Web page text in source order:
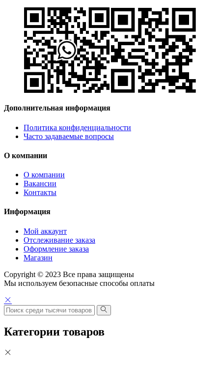
Дополнительная информация
Политика конфиденциальности
Часто задаваемые вопросы
О компании
О компании
Вакансии
Контакты
Информация
Мой аккаунт
Отслеживание заказа
Оформление заказа
Магазин
Copyright © 2023 Все права защищены
Мы используем безопасные способы оплаты
Категории товаров